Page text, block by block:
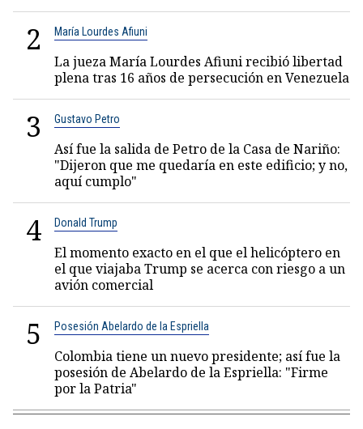
2 María Lourdes Afiuni
La jueza María Lourdes Afiuni recibió libertad
plena tras 16 años de persecución en Venezuela
3 Gustavo Petro
Así fue la salida de Petro de la Casa de Nariño:
"Dijeron que me quedaría en este edificio; y no,
aquí cumplo"
4 Donald Trump
El momento exacto en el que el helicóptero en
el que viajaba Trump se acerca con riesgo a un
avión comercial
5 Posesión Abelardo de la Espriella
Colombia tiene un nuevo presidente; así fue la
posesión de Abelardo de la Espriella: "Firme
por la Patria"